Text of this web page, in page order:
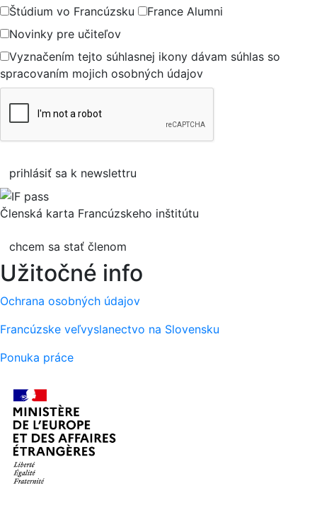
Štúdium vo Francúzsku
France Alumni
Novinky pre učiteľov
Vyznačením tejto súhlasnej ikony dávam súhlas so
spracovaním mojich osobných údajov
prihlásiť sa k newslettru
Členská karta Francúzskeho inštitútu
chcem sa stať členom
Užitočné info
Ochrana osobných údajov
Francúzske veľvyslanectvo na Slovensku
Ponuka práce